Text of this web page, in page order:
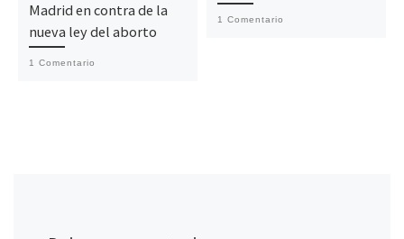
Madrid en contra de la
nueva ley del aborto
1 Comentario
1 Comentario